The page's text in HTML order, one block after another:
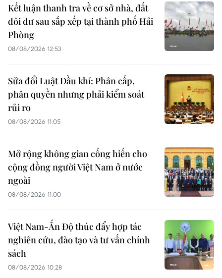
Kết luận thanh tra về cơ sở nhà, đất
dôi dư sau sắp xếp tại thành phố Hải
Phòng
08/08/2026 12:53
Sửa đổi Luật Dầu khí: Phân cấp,
phân quyền nhưng phải kiểm soát
rủi ro
08/08/2026 11:05
Mở rộng không gian cống hiến cho
cộng đồng người Việt Nam ở nước
ngoài
08/08/2026 11:00
Việt Nam-Ấn Độ thúc đẩy hợp tác
nghiên cứu, đào tạo và tư vấn chính
sách
08/08/2026 10:28